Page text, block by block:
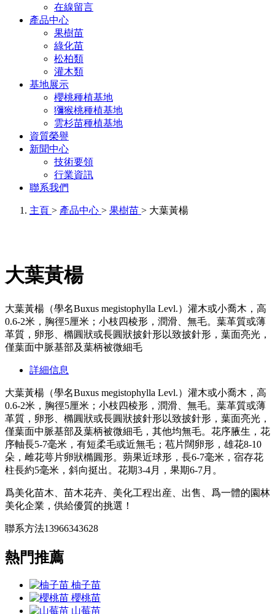
在線留言
產品中心
果樹苗
綠化苗
松柏類
灌木類
基地展示
櫻桃種植基地
獼猴桃種植基地
雲杉苗種植基地
資質榮譽
新聞中心
技術要領
行業資訊
聯系我們
主頁 > 產品中心 > 果樹苗 > 大葉黃楊
大葉黃楊
大葉黃楊（學名Buxus megistophylla Levl.）灌木或小喬木，高
0.6-2米，胸徑5厘米；小枝四棱形，潤滑、無毛。葉革質或薄
革質，卵形、橢圓狀或長圓狀披針形以致披針形，葉面亮光，
僅葉面中脈基部及葉柄被微細毛
詳細信息
大葉黃楊（學名Buxus megistophylla Levl.）灌木或小喬木，高
0.6-2米，胸徑5厘米；小枝四棱形，潤滑、無毛。葉革質或薄
革質，卵形、橢圓狀或長圓狀披針形以致披針形，葉面亮光，
僅葉面中脈基部及葉柄被微細毛，其他均無毛。花序腋生，花
序軸長5-7毫米，有短柔毛或近無毛；苞片闊卵形，雄花8-10
朵，雌花萼片卵狀橢圓形。蒴果近球形，長6-7毫米，宿存花
柱長約5毫米，斜向挺出。花期3-4月，果期6-7月。
爲美化苗木、苗木花卉、美化工程出産、出售、爲一體的園林
美化企業，供給優質的挑選！
聯系方法13966343628
熱門推薦
柚子苗
櫻桃苗
山莓苗